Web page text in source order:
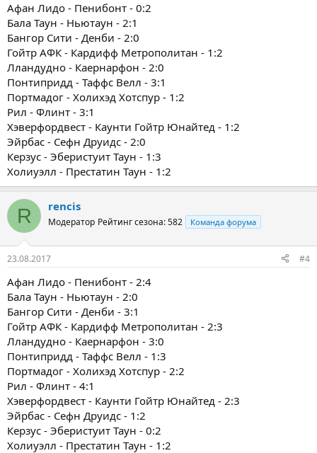
Афан Лидо - Пенибонт - 0:2
Бала Таун - Ньютаун - 2:1
Бангор Сити - Денби - 2:0
Гойтр АФК - Кардифф Метрополитан - 1:2
Лландудно - Каернарфон - 2:0
Понтипридд - Таффс Велл - 3:1
Портмадог - Холихэд Хотспур - 1:2
Рил - Флинт - 3:1
Хэверфордвест - Каунти Гойтр Юнайтед - 1:2
Эйрбас - Сефн Друидс - 2:0
Керзус - Эберистуит Таун - 1:3
Холиуэлл - Престатин Таун - 1:2
R rencis
Модератор Рейтинг сезона: 582 Команда форума
23.08.2017 #4
Афан Лидо - Пенибонт - 2:4
Бала Таун - Ньютаун - 2:0
Бангор Сити - Денби - 3:1
Гойтр АФК - Кардифф Метрополитан - 2:3
Лландудно - Каернарфон - 3:0
Понтипридд - Таффс Велл - 1:3
Портмадог - Холихэд Хотспур - 2:2
Рил - Флинт - 4:1
Хэверфордвест - Каунти Гойтр Юнайтед - 2:3
Эйрбас - Сефн Друидс - 1:2
Керзус - Эберистуит Таун - 0:2
Холиуэлл - Престатин Таун - 1:2